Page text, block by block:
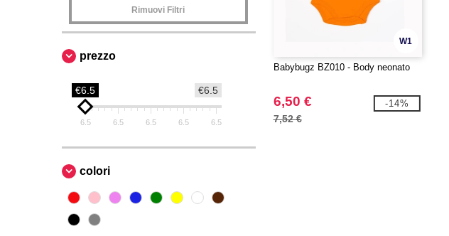
Rimuovi Filtri
prezzo
€6.5
€6.5
6.5 6.5 6.5 6.5 6.5
colori
W1
Babybugz BZ010 - Body neonato
6,50 €
7,52 €
-14%